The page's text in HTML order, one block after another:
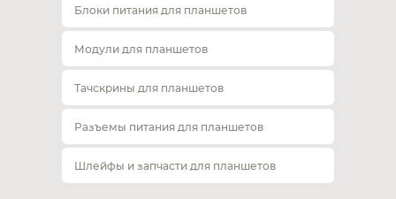
Блоки питания для планшетов
Модули для планшетов
Тачскрины для планшетов
Разъемы питания для планшетов
Шлейфы и запчасти для планшетов